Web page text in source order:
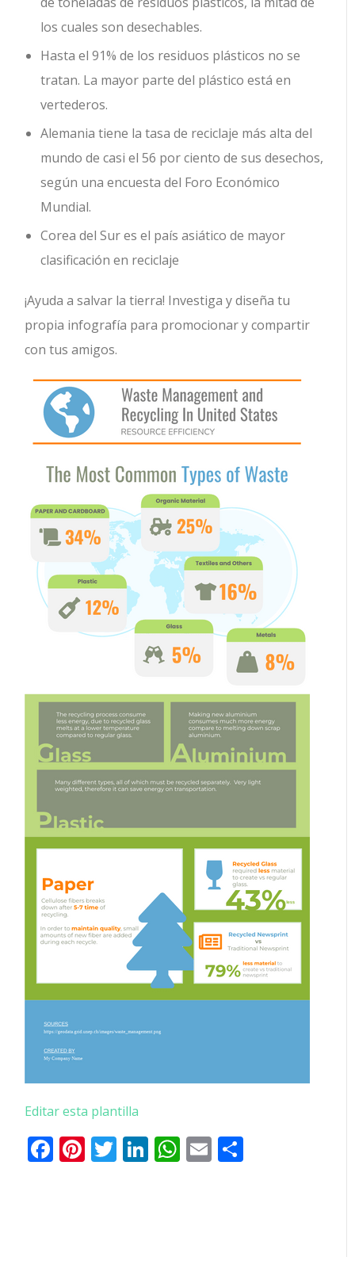
los cuales son desechables.
Hasta el 91% de los residuos plásticos no se
tratan. La mayor parte del plástico está en
vertederos.
Alemania tiene la tasa de reciclaje más alta del
mundo de casi el 56 por ciento de sus desechos,
según una encuesta del Foro Económico
Mundial.
Corea del Sur es el país asiático de mayor
clasificación en reciclaje
¡Ayuda a salvar la tierra! Investiga y diseña tu
propia infografía para promocionar y compartir
con tus amigos.
Editar esta plantilla
Facebook
Pinterest
Twitter
LinkedIn
WhatsApp
Email